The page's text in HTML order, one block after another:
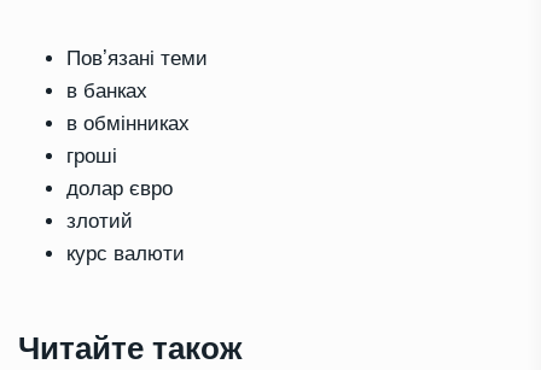
Повʼязані теми
в банках
в обмінниках
гроші
долар євро
злотий
курс валюти
Читайте також